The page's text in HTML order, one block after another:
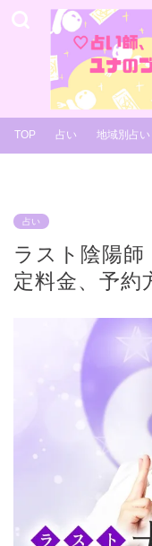
TOP 占い 地域別占い
占い
ラスト陰陽師
定料金、予約